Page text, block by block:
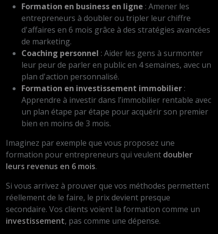
Formation en business en ligne : Amener les
entrepreneurs à doubler ou tripler leur chiffre
d'affaires en 6 mois grâce à des stratégies avancées
de marketing.
Coaching personnel : Aider les gens à surmonter
leur peur de parler en public en 4 semaines, avec un
plan d'action personnalisé.
Formation en investissement immobilier :
Apprendre à investir dans l’immobilier rentable avec
un plan étape par étape pour acquérir son premier
bien en moins de 3 mois.
Imaginez par exemple que vous proposez une
formation pour entrepreneurs qui veulent doubler
leurs revenus en 6 mois.
Si vous arrivez à prouver que vos méthodes permettent
réellement de le faire, le prix devient presque
secondaire. Vos clients voient la formation comme un
investissement, pas comme une dépense.